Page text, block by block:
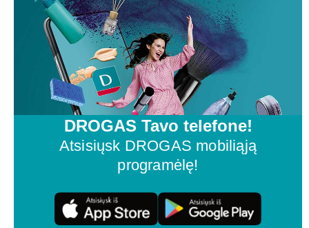
DROGAS Tavo telefone!
Atsisiųsk DROGAS mobiliąją
programėlę!